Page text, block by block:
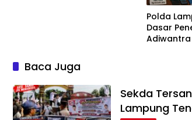
Polda
Dasar
Baca Juga
Sekda
Lampung